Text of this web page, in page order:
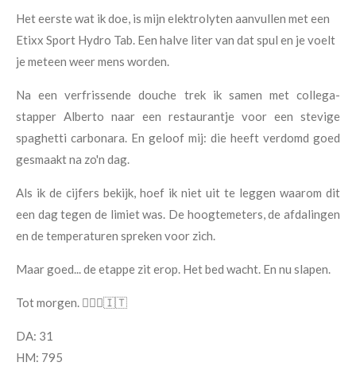
Het eerste wat ik doe, is mijn elektrolyten aanvullen met een
Etixx Sport Hydro Tab. Een halve liter van dat spul en je voelt
je meteen weer mens worden.
Na een verfrissende douche trek ik samen met collega-
stapper Alberto naar een restaurantje voor een stevige
spaghetti carbonara. En geloof mij: die heeft verdomd goed
gesmaakt na zo'n dag.
Als ik de cijfers bekijk, hoef ik niet uit te leggen waarom dit
een dag tegen de limiet was. De hoogtemeters, de afdalingen
en de temperaturen spreken voor zich.
Maar goed... de etappe zit erop. Het bed wacht. En nu slapen.
Tot morgen. 🚶‍♂️⛰️🇮🇹
DA: 31
HM: 795